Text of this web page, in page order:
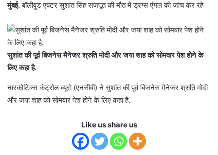
मुंबई.बॉलीवुड एक्टर सुशांत सिंह राजपूत की मौत में ड्रग्स एंगल की जांच कर रहे
सुशांत की पूर्व बिजनेस मैनेजर श्रुति मोदी और जया शाह को सोमवार पेश होने के
लिए कहा है.
नारकोटिक्स कंट्रोल ब्यूरो (एनसीबी) ने सुशांत की पूर्व बिजनेस मैनेजर श्रुति मोदी
और जया शाह को सोमवार पेश होने के लिए कहा है.
Like us share us